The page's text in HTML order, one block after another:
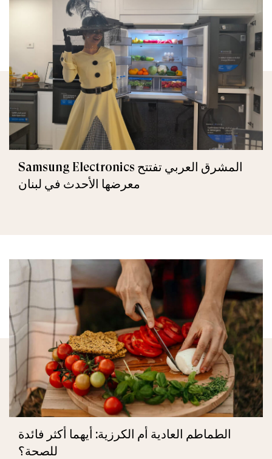
Samsung Electronics المشرق العربي تفتتح
معرضها الأحدث في لبنان
الطماطم العادية أم الكرزية: أيهما أكثر فائدة
للصحة؟